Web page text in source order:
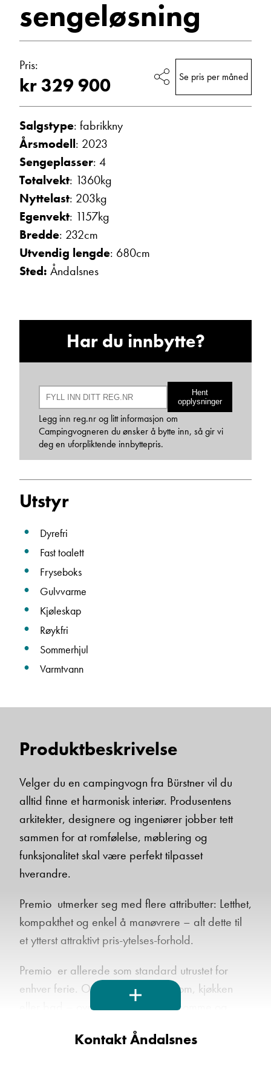
Vis telefon
Vis epost
Trine Dahl
Kundemottak Verksted / Deler
Kundemottak Verksted / Deler
Vis telefon
Vis epost
Frode Hoff Lund
Vis telefon
Vis epost
Ta kontakt
Lurer du på noe? Spør!
sengeløsning
Pris:
kr 329 900 Se pris per måned
Salgstype: fabrikkny
Årsmodell: 2023
Sengeplasser: 4
Totalvekt: 1360kg
Nyttelast: 203kg
Egenvekt: 1157kg
Bredde: 232cm
Utvendig lengde: 680cm
Sted: Åndalsnes
Har du innbytte?
Hent
opplysninger
Legg inn reg.nr og litt informasjon om
Campingvogneren du ønsker å bytte inn, så gir vi
deg en uforpliktende innbyttepris.
Utstyr
Dyrefri
Fast toalett
Fryseboks
Gulvvarme
Kjøleskap
Røykfri
Sommerhjul
Varmtvann
Produktbeskrivelse
Velger du en campingvogn fra Bürstner vil du
alltid finne et harmonisk interiør. Produsentens
arkitekter, designere og ingeniører jobber tett
sammen for at romfølelse, møblering og
funksjonalitet skal være perfekt tilpasset
hverandre.
Premio utmerker seg med flere attributter: Letthet,
kompakthet og enkel å manøvrere – alt dette til
et ytterst attraktivt pris-ytelses-forhold.
Premio er allerede som standard utrustet for
enhver ferie. Oppholdsrom, soverom, kjøkken
eller bad – overalt finner du hjelpsomme og
kaldskummadrass og sprinkelbunn, stor
Kontakt Åndalsnes